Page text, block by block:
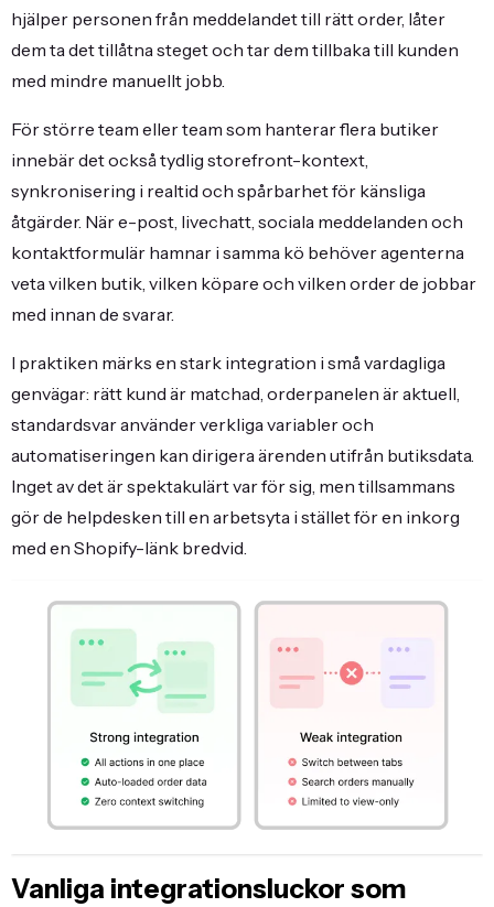
hjälper personen från meddelandet till rätt order, låter
dem ta det tillåtna steget och tar dem tillbaka till kunden
med mindre manuellt jobb.
För större team eller team som hanterar flera butiker
innebär det också tydlig storefront-kontext,
synkronisering i realtid och spårbarhet för känsliga
åtgärder. När e-post, livechatt, sociala meddelanden och
kontaktformulär hamnar i samma kö behöver agenterna
veta vilken butik, vilken köpare och vilken order de jobbar
med innan de svarar.
I praktiken märks en stark integration i små vardagliga
genvägar: rätt kund är matchad, orderpanelen är aktuell,
standardsvar använder verkliga variabler och
automatiseringen kan dirigera ärenden utifrån butiksdata.
Inget av det är spektakulärt var för sig, men tillsammans
gör de helpdesken till en arbetsyta i stället för en inkorg
med en Shopify-länk bredvid.
Vanliga integrationsluckor som